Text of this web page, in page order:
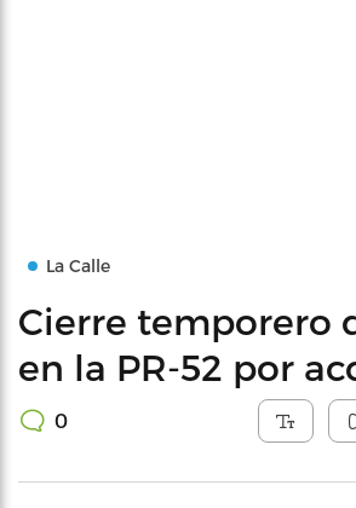
La Calle
Cierre temporero
en la PR-52 por
0